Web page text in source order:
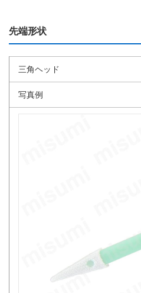
先端形状
三角ヘッド
写真例